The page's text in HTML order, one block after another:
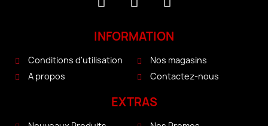
INFORMATION
Conditions d'utilisation
A propos
Nos magasins
Contactez-nous
EXTRAS